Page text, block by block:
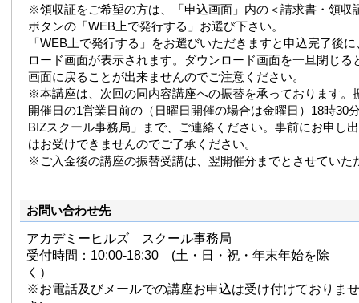
※領収証をご希望の方は、「申込画面」内の＜請求書・領収
ボタンの「WEB上で発行する」お選び下さい。
「WEB上で発行する」をお選びいただきますと申込完了後
ロード画面が表示されます。ダウンロード画面を一旦閉じる
画面に戻ることが出来ませんのでご注意ください。
※本講座は、次回の同内容講座への振替を承っております。
開催日の1営業日前の（日曜日開催の場合は金曜日）18時30
BIZスクール事務局」まで、ご連絡ください。事前にお申し
はお受けできませんのでご了承ください。
※ご入金後の講座の振替受講は、翌開催分までとさせていた
お問い合わせ先
アカデミーヒルズ スクール事務局
受付時間：10:00-18:30 (土・日・祝・年末年始を除
く）
※お電話及びメールでの講座お申込は受け付けておりま